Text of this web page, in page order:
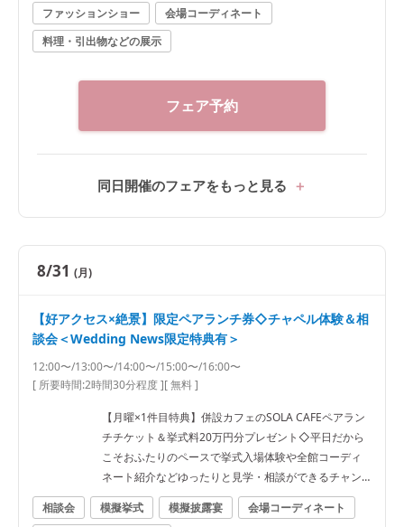
ファッションショー
会場コーディネート
料理・引出物などの展示
フェア予約
同日開催のフェアをもっと見る
8/31 (月)
【好アクセス×絶景】限定ペアランチ券◇チャペル体験＆相
談会＜Wedding News限定特典有＞
12:00〜/13:00〜/14:00〜/15:00〜/16:00〜
[ 所要時間:2時間30分程度][ 無料 ]
【月曜×1件目特典】併設カフェのSOLA CAFEペアラン
チチケット＆挙式料20万円分プレゼント◇平日だから
こそおふたりのペースで挙式入場体験や全館コーディ
ネート紹介などゆったりと見学・相談ができるチャン
ス♪
相談会 模擬挙式 模擬披露宴
会場コーディネート